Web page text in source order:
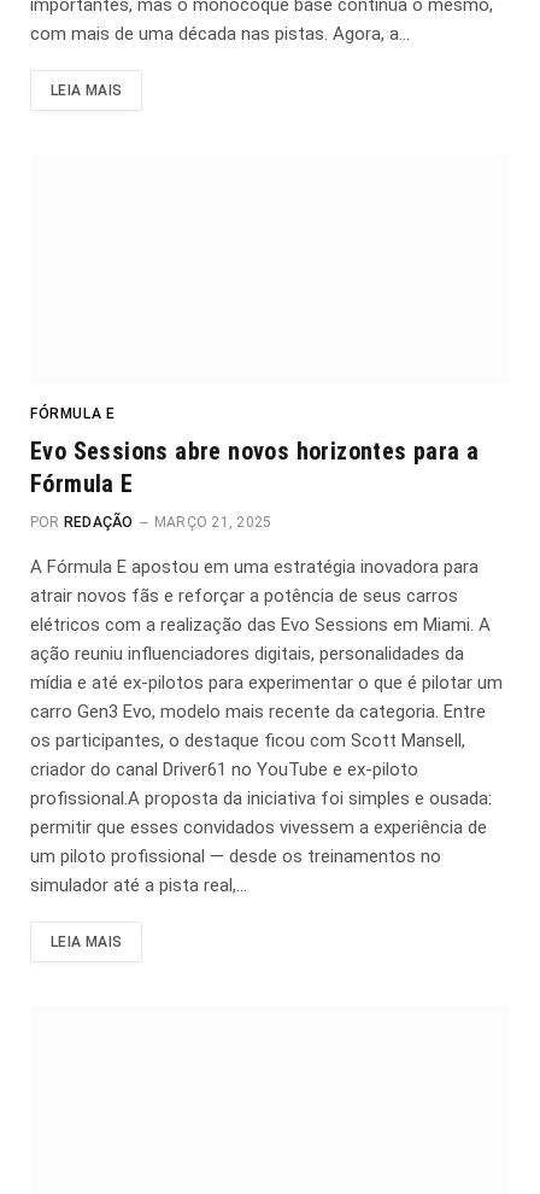
importantes, mas o monocoque base continua o mesmo,
com mais de uma década nas pistas. Agora, a…
LEIA MAIS
FÓRMULA E
Evo Sessions abre novos horizontes para a
Fórmula E
POR REDAÇÃO MARÇO 21, 2025
A Fórmula E apostou em uma estratégia inovadora para
atrair novos fãs e reforçar a potência de seus carros
elétricos com a realização das Evo Sessions em Miami. A
ação reuniu influenciadores digitais, personalidades da
mídia e até ex-pilotos para experimentar o que é pilotar um
carro Gen3 Evo, modelo mais recente da categoria. Entre
os participantes, o destaque ficou com Scott Mansell,
criador do canal Driver61 no YouTube e ex-piloto
profissional.A proposta da iniciativa foi simples e ousada:
permitir que esses convidados vivessem a experiência de
um piloto profissional — desde os treinamentos no
simulador até a pista real,…
LEIA MAIS